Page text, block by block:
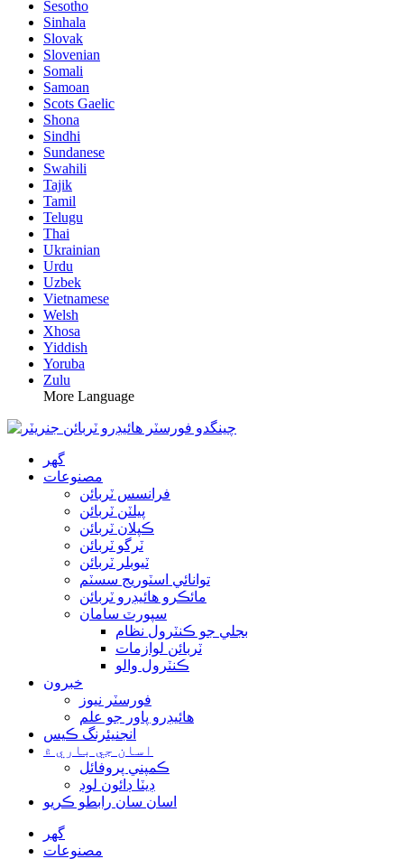
Sesotho
Sinhala
Slovak
Slovenian
Somali
Samoan
Scots Gaelic
Shona
Sindhi
Sundanese
Swahili
Tajik
Tamil
Telugu
Thai
Ukrainian
Urdu
Uzbek
Vietnamese
Welsh
Xhosa
Yiddish
Yoruba
Zulu
More Language
گھر
مصنوعات
فرانسس ٽربائن
پيلٽن ٽربائن
ڪپلان ٽربائن
ٽرگو ٽربائن
ٽيوبلر ٽربائن
توانائي اسٽوريج سسٽم
مائڪرو هائيڊرو ٽربائن
سپورٽ سامان
بجلي جو ڪنٽرول نظام
ٽربائن لوازمات
ڪنٽرول والو
خبرون
فورسٽر نيوز
هائيڊرو پاور جو علم
انجنيئرنگ ڪيس
اسان جي باري ۾
ڪمپني پروفائل
ڊيٽا ڊائون لوڊ
اسان سان رابطو ڪريو
گھر
مصنوعات